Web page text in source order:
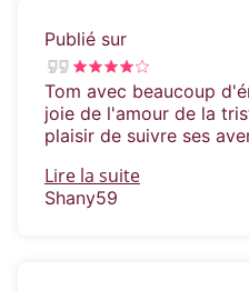
Publié sur
Tom avec beaucoup
joie de l'amour de la
plaisir de suivre ses
Lire la suite
Shany59